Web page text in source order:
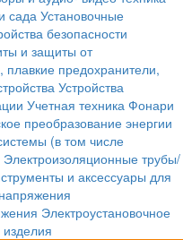
сада Установочные
безопасности
и защиты от
плавкие предохранители,
Устройства
Учетная техника Фонари
преобразование энергии
(в том числе
Электроизоляционные трубы/
и аксессуары для
Электроустановочное